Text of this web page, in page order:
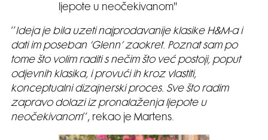
ljepote u neočekivanom''
‘’Ideja je bila uzeti najprodavanije klasike H&M-a i
dati im poseban ‘Glenn’ zaokret. Poznat sam po
tome što volim raditi s nečim što već postoji, poput
odjevnih klasika, i provući ih kroz vlastiti,
konceptualni dizajnerski proces. Sve što radim
zapravo dolazi iz pronalaženja ljepote u
neočekivanom’’, rekao je Martens.